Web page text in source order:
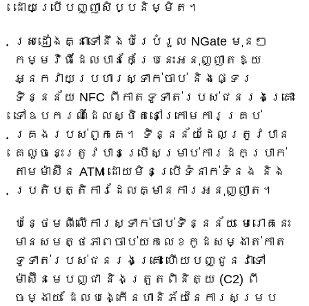
ដោយប្រើបញ្ញាសិប្បនិម្មិត។
ស្រដៀងគ្នាទៅនឹងបំរែបំរួល NGate មុនៗ
កម្មវិធីដែលបានកែប្រែនេះអនុញ្ញាតឱ្យ
អ្នកវាយប្រហារស្ទាក់ចាប់ និងផ្ទេរ
ទិន្នន័យ NFC ពីកាតទូទាត់របស់ជនរងគ្រោះ
ទៅឧបករណ៍ដែលស្ថិតនៅក្រោមការគ្រប់
គ្រងរបស់ពួកគេ។ ទិន្នន័យដែលត្រូវបាន
គេលួចនេះត្រូវបានប្រើសម្រាប់ការដកប្រាក់
តាមម៉ាស៊ីន ATM ដោយមិនប្រើទំនាក់ទំនង និង
ប្រតិបត្តិការដែលគ្មានការអនុញ្ញាត។
បន្ថែមពីលើការស្ទាក់ចាប់ទិន្នន័យ មេរោគនេះ
មានសមត្ថភាពចាប់យកលេខកូដសម្ងាត់កាត
ទូទាត់របស់ជនរងគ្រោះ ហើយបញ្ជូនវាទៅ
ម៉ាស៊ីនមេបញ្ជា និងត្រួតពិនិត្យ (C2) ពី
ចម្ងាយ ដែលបង្កើនហានិភ័យនៃការសម្រប